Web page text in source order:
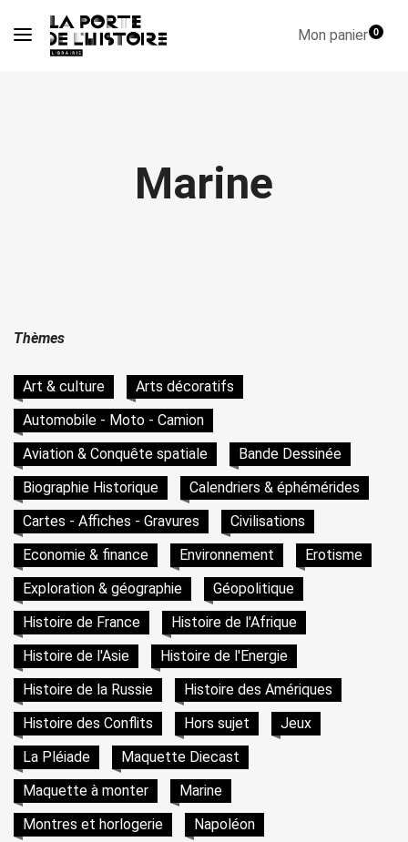
Mon panier0
Marine
Thèmes
Art & culture
Arts décoratifs
Automobile - Moto - Camion
Aviation & Conquête spatiale
Bande Dessinée
Biographie Historique
Calendriers & éphémérides
Cartes - Affiches - Gravures
Civilisations
Economie & finance
Environnement
Erotisme
Exploration & géographie
Géopolitique
Histoire de France
Histoire de l'Afrique
Histoire de l'Asie
Histoire de l'Energie
Histoire de la Russie
Histoire des Amériques
Histoire des Conflits
Hors sujet
Jeux
La Pléiade
Maquette Diecast
Maquette à monter
Marine
Montres et horlogerie
Napoléon